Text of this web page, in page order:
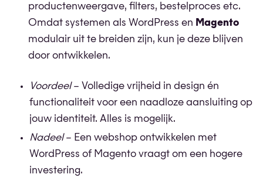
productenweergave, filters, bestelproces etc.
Omdat systemen als WordPress en Magento
modulair uit te breiden zijn, kun je deze blijven
door ontwikkelen.
Voordeel– Volledige vrijheid in design én
functionaliteit voor een naadloze aansluiting op
jouw identiteit. Alles is mogelijk.
Nadeel– Een webshop ontwikkelen met
WordPress of Magento vraagt om een hogere
investering.